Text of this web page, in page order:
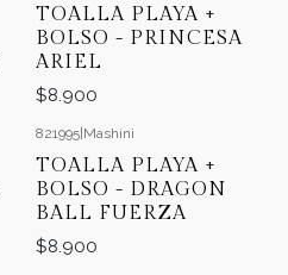
TOALLA PLAYA +
BOLSO - PRINCESA
ARIEL
$8.900
821995|Mashini
TOALLA PLAYA +
BOLSO - DRAGON
BALL FUERZA
$8.900